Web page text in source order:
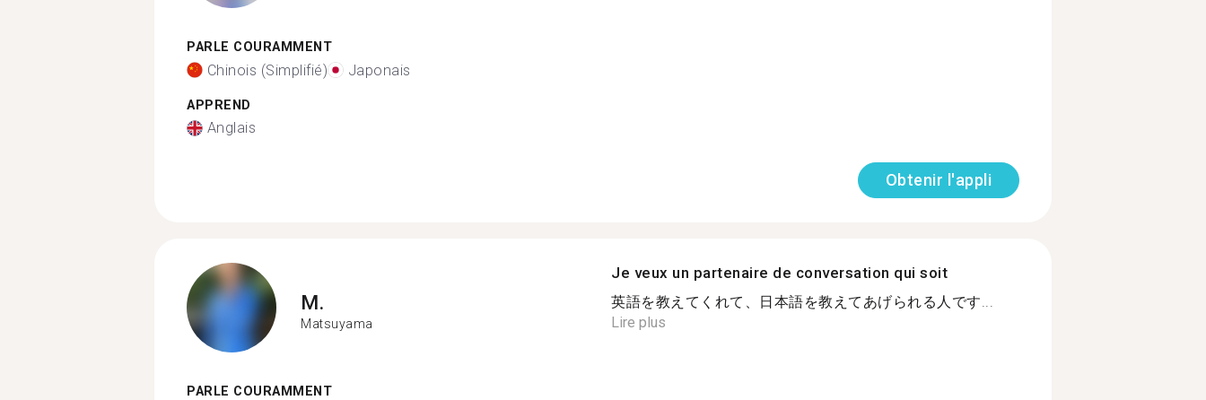
PARLE COURAMMENT
Chinois (Simplifié) Japonais
APPREND
Anglais
Obtenir l'appli
M.
Matsuyama
PARLE COURAMMENT
Je veux un partenaire de conversation qui soit
英語を教えてくれて、日本語を教えてあげられる人です...
Lire plus